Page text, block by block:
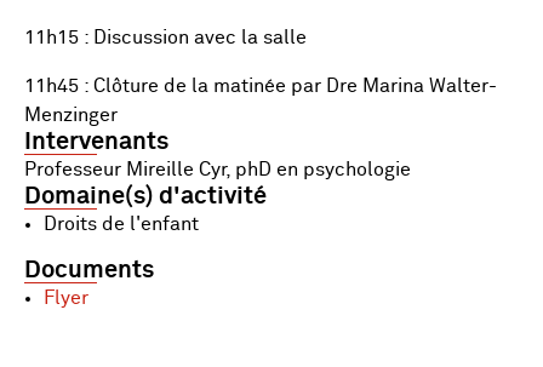
11h15 : Discussion avec la salle
11h45 : Clôture de la matinée par Dre Marina Walter-
Menzinger
Intervenants
Professeur Mireille Cyr, phD en psychologie
Domaine(s) d'activité
Droits de l'enfant
Documents
Flyer